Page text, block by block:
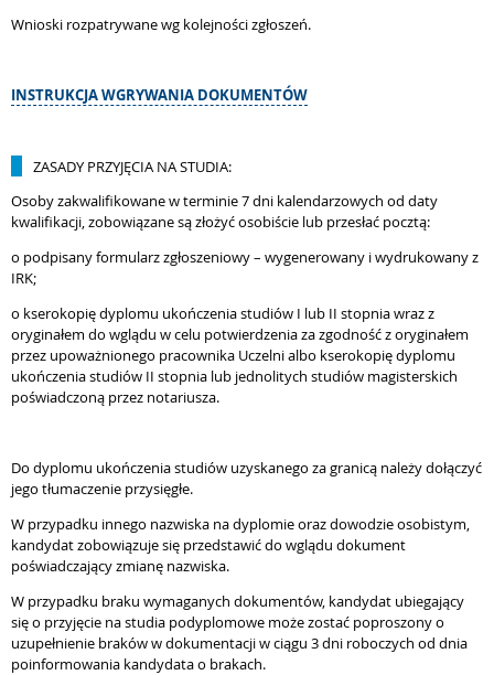
Wnioski rozpatrywane wg kolejności zgłoszeń.
INSTRUKCJA WGRYWANIA DOKUMENTÓW
ZASADY PRZYJĘCIA NA STUDIA:
Osoby zakwalifikowane w terminie 7 dni kalendarzowych od daty
kwalifikacji, zobowiązane są złożyć osobiście lub przesłać pocztą:
o podpisany formularz zgłoszeniowy – wygenerowany i wydrukowany z
IRK;
o kserokopię dyplomu ukończenia studiów I lub II stopnia wraz z
oryginałem do wglądu w celu potwierdzenia za zgodność z oryginałem
przez upoważnionego pracownika Uczelni albo kserokopię dyplomu
ukończenia studiów II stopnia lub jednolitych studiów magisterskich
poświadczoną przez notariusza.
Do dyplomu ukończenia studiów uzyskanego za granicą należy dołączyć
jego tłumaczenie przysięgłe.
W przypadku innego nazwiska na dyplomie oraz dowodzie osobistym,
kandydat zobowiązuje się przedstawić do wglądu dokument
poświadczający zmianę nazwiska.
W przypadku braku wymaganych dokumentów, kandydat ubiegający
się o przyjęcie na studia podyplomowe może zostać poproszony o
uzupełnienie braków w dokumentacji w ciągu 3 dni roboczych od dnia
poinformowania kandydata o brakach.